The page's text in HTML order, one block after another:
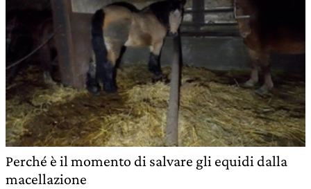
Perché è il momento di salvare gli equidi dalla
macellazione